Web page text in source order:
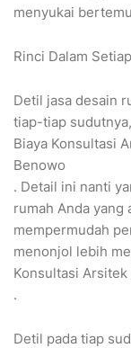
menyukai
Rinci Dalam
Detil jasa desain
tiap-tiap
Biaya Konsultasi
Benowo
. Detail ini nanti
rumah Anda yang
mempermudah
menonjol lebih
Konsultasi Arsitek
.
Detil pada tiap